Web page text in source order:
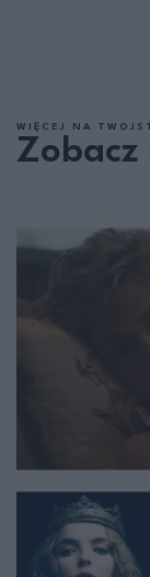
WIĘCEJ NA
Zobacz